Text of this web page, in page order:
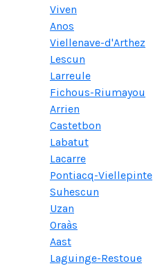
Viven
Anos
Viellenave-d'Arthez
Lescun
Larreule
Fichous-Riumayou
Arrien
Castetbon
Labatut
Lacarre
Pontiacq-Viellepinte
Suhescun
Uzan
Oraàs
Aast
Laguinge-Restoue